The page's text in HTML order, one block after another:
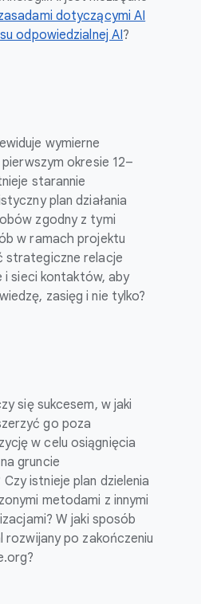
dotyczącymi AI
odpowiedzialnej AI?
wymierne
okresie 12–
starannie
plan działania
zgodny z tymi
w ramach projektu
strategiczne relacje
i sieci kontaktów, aby
zasięg i nie tylko?
się sukcesem, w jaki
go poza
w celu osiągnięcia
gruncie
istnieje plan dzielenia
metodami z innymi
W jaki sposób
rozwijany po zakończeniu